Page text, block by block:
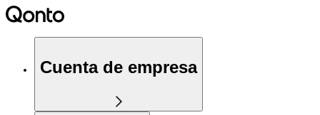
Cuenta de empresa